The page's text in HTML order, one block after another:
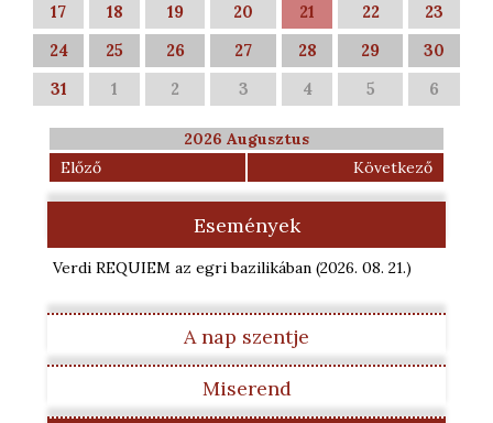
17
18 19 20 21 22
23
24
25 26 27 28 29
30
31
1 2 3 4 5 6
2026 Augusztus
Előző
Következő
Események
Verdi REQUIEM az egri bazilikában (2026. 08. 21.)
A nap szentje
Miserend